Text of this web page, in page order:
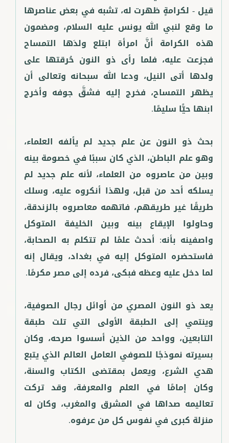
قيل - لكرامةٍ ظهرت له، تشبه في بعض عناصرها
ما وقع لنبي الله يونس عليه السلام، ومضمون
هذه الكرامة أنَّ امرأة ابتلع ولدَها التمساح
فجزعت عليه، فلما رأى ذو النون حُرقتها على
ولدها أتى النيل، ودعا الله سبحانه وتعالى أن
يظهر التمساح، فخرج إليه فشقَّ جوفه وأخرج
بحث ذو النون عن علم جديد لم يألفه العلماء،
وهو علم الباطن، الذي كان سببًا في خصومة بينه
وبين من عاصروه من العلماء، لأنه علم جديد لم
يسلكه أحد من قبل، ولهذا أنكروه عليه، وسلك
طريقًا غير طريقهم، فاتهمه معاصروه بالزندقة،
وحاولوا الإيقاع بينه وبين الخليفة المتوكل
واصفينه بأنه: أحدث علمًا لم تتكلم به الصحابة،
فاستحضره المتوكل إليه في بغداد، ويقال إنه
يعد ذو النون المصري من أوائل رجال الصوفية،
وينتمي إلى الطبقة الأولى التي تلت طبقة
التابعين، وواحد من الذين أسسوا صرحه، وكان
بسيرته نموذجًا للصوفي العامل العالم الذي يتبع
هدي الشرع، ويعمل بمقتضى الكتاب والسنة،
وكان إمامًا في العلم والمعرفة، وقد تركت
تعاليمه صداها في المشرق والمغرب، وكان له